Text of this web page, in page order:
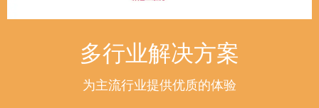
多行业解决方案
为主流行业提供优质的体验